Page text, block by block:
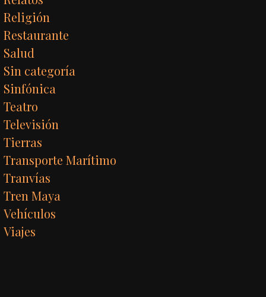
Religión
Restaurante
Salud
Sin categoría
Sinfónica
Teatro
Televisión
Tierras
Transporte Marítimo
Tranvías
Tren Maya
Vehículos
Viajes